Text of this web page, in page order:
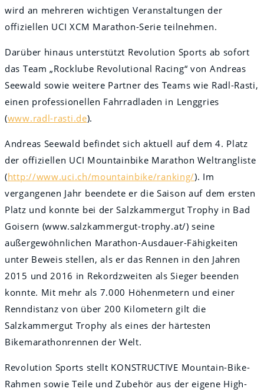
wird an mehreren wichtigen Veranstaltungen der
offiziellen UCI XCM Marathon-Serie teilnehmen.
Darüber hinaus unterstützt Revolution Sports ab sofort
das Team „Rocklube Revolutional Racing“ von Andreas
Seewald sowie weitere Partner des Teams wie Radl-Rasti,
einen professionellen Fahrradladen in Lenggries
(www.radl-rasti.de).
Andreas Seewald befindet sich aktuell auf dem 4. Platz
der offiziellen UCI Mountainbike Marathon Weltrangliste
(http://www.uci.ch/mountainbike/ranking/). Im
vergangenen Jahr beendete er die Saison auf dem ersten
Platz und konnte bei der Salzkammergut Trophy in Bad
Goisern (www.salzkammergut-trophy.at/) seine
außergewöhnlichen Marathon-Ausdauer-Fähigkeiten
unter Beweis stellen, als er das Rennen in den Jahren
2015 und 2016 in Rekordzweiten als Sieger beenden
konnte. Mit mehr als 7.000 Höhenmetern und einer
Renndistanz von über 200 Kilometern gilt die
Salzkammergut Trophy als eines der härtesten
Bikemarathonrennen der Welt.
Revolution Sports stellt KONSTRUCTIVE Mountain-Bike-
Rahmen sowie Teile und Zubehör aus der eigene High-